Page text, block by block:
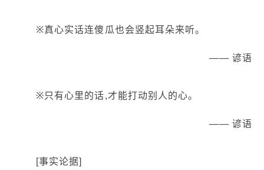
※真心实话连傻瓜也会竖起耳朵来听。
—— 谚语
※只有心里的话,才能打动别人的心。
—— 谚语
[事实论据]